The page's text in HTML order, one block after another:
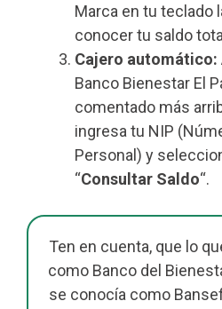
Marca en tu teclado
conocer tu saldo
Cajero automático:
Banco Bienestar El
comentado más
ingresa tu NIP
Personal) y
“Consultar Saldo“.
Ten en cuenta, que lo
como Banco del
se conocía como